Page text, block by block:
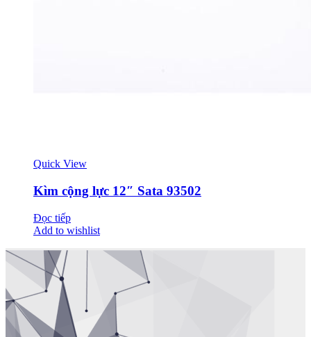
Quick View
Kìm cộng lực 12″ Sata 93502
Đọc tiếp
Add to wishlist